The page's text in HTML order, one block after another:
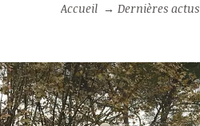
Accueil →Dernières actus